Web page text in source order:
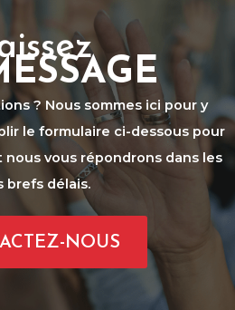
? Nous sommes ici pour y
le formulaire ci-dessous pour
nous vous répondrons dans les
brefs délais.
NOUS